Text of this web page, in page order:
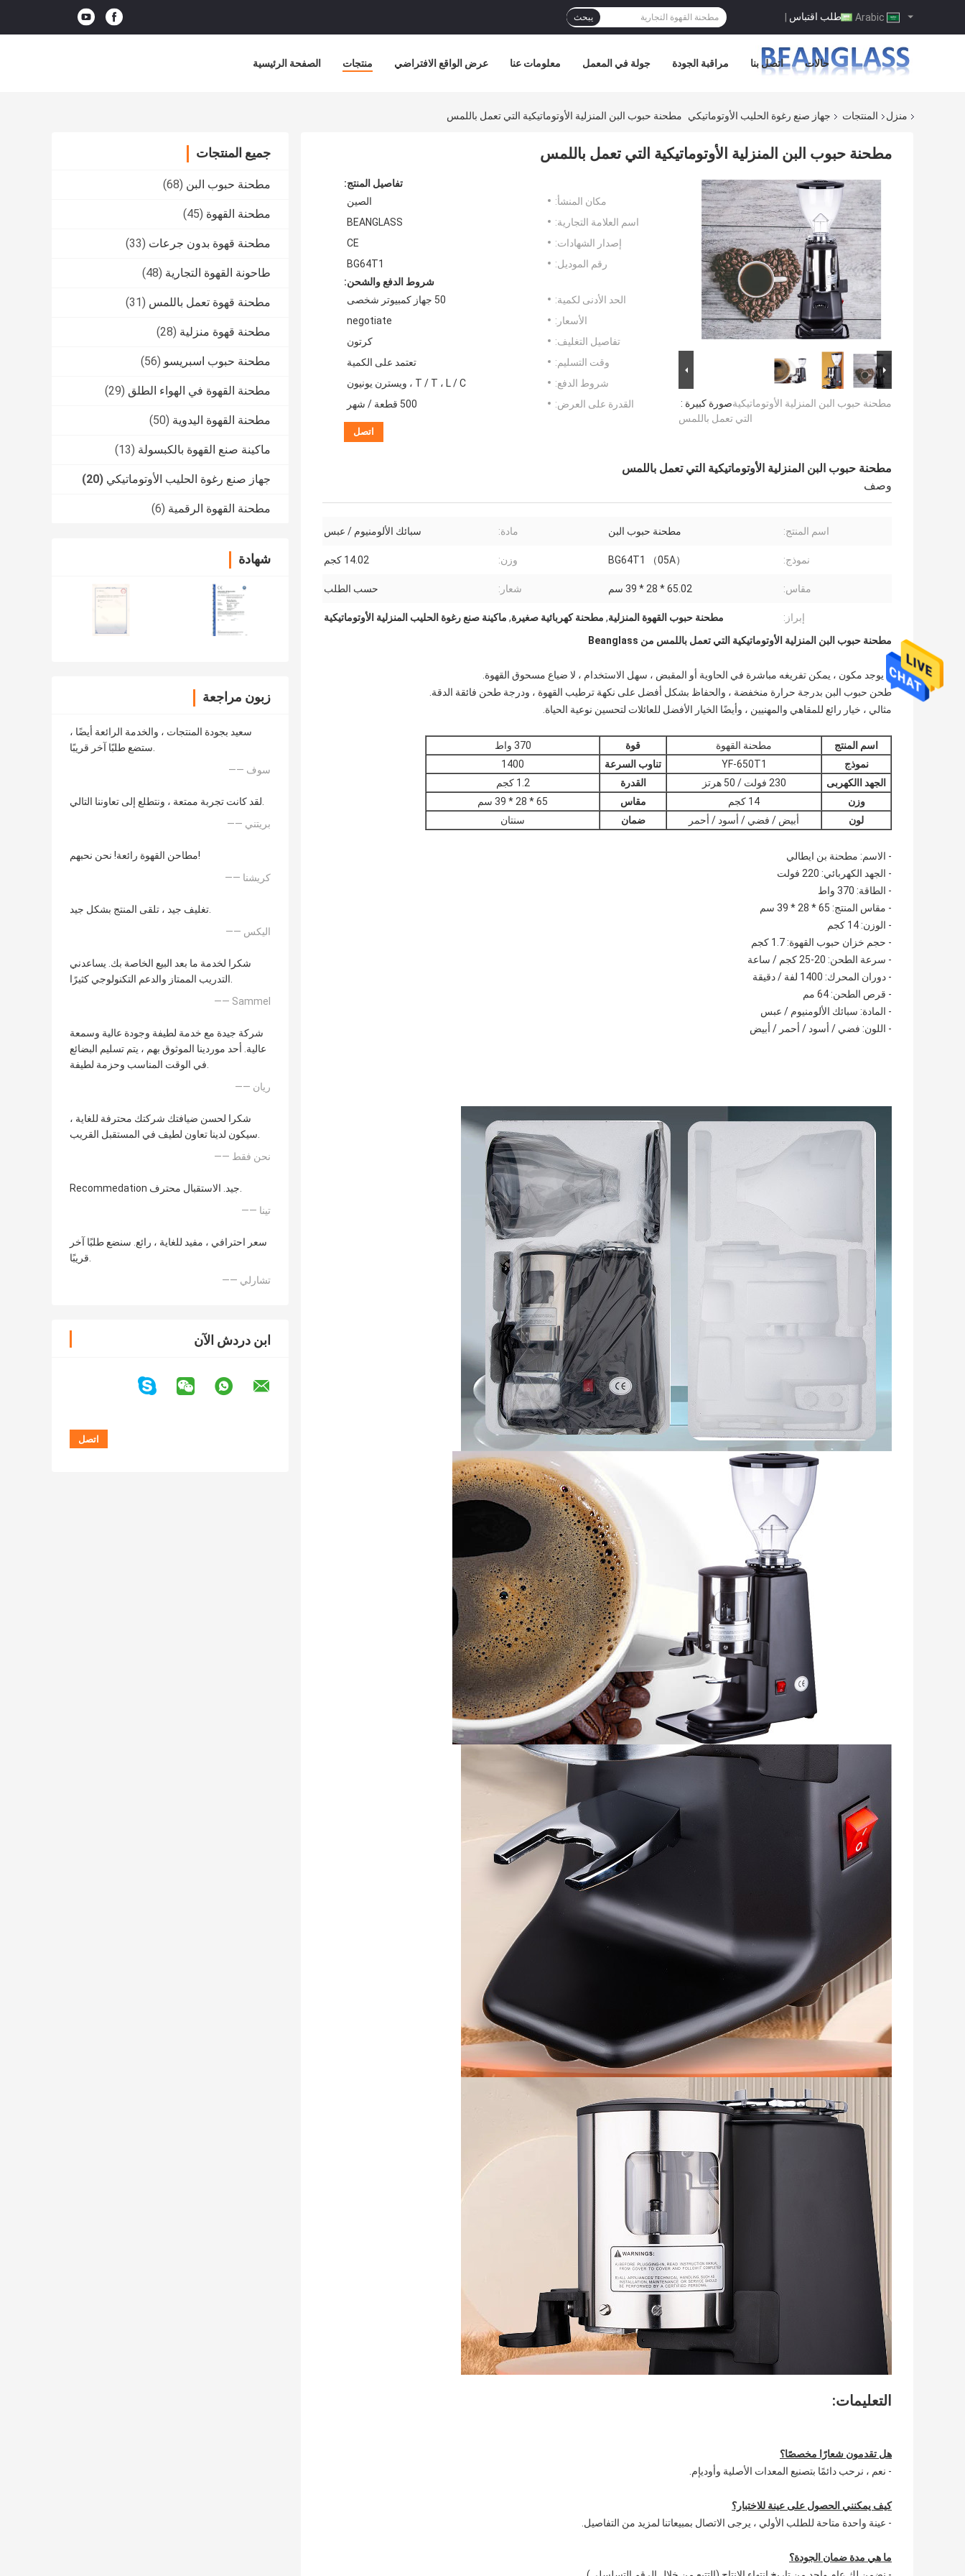
طلب اقتباس | يبحث
الصفحة الرئيسية منتجات عرض الواقع الافتراضي معلومات عنا جولة في المعمل مراقبة الجودة اتصل بنا حالات
منزل المنتجات جهاز صنع رغوة الحليب الأوتوماتيكي مطحنة حبوب البن المنزلية الأوتوماتيكية التي تعمل باللمس
جميع المنتجات
مطحنة حبوب البن (68)
مطحنة القهوة (45)
مطحنة قهوة بدون جرعات (33)
طاحونة القهوة التجارية (48)
مطحنة قهوة تعمل باللمس (31)
مطحنة قهوة منزلية (28)
مطحنة حبوب اسبريسو (56)
مطحنة القهوة في الهواء الطلق (29)
مطحنة القهوة اليدوية (50)
ماكينة صنع القهوة بالكبسولة (13)
جهاز صنع رغوة الحليب الأوتوماتيكي (20)
مطحنة القهوة الرقمية (6)
شهادة
زبون مراجعة
سعيد بجودة المنتجات ، والخدمة الرائعة أيضًا ،
ستضع طلبًا آخر قريبًا.
—— سوف
لقد كانت تجربة ممتعة ، ونتطلع إلى تعاوننا التالي.
—— بريتني
مطاحن القهوة رائعة! نحن نحبهم!
—— كريشنا
تغليف جيد ، تلقى المنتج بشكل جيد.
—— اليكس
شكرا لخدمة ما بعد البيع الخاصة بك. يساعدني
التدريب الممتاز والدعم التكنولوجي كثيرًا.
—— Sammel
شركة جيدة مع خدمة لطيفة وجودة عالية وسمعة
عالية. أحد موردينا الموثوق بهم ، يتم تسليم البضائع
في الوقت المناسب وحزمة لطيفة.
—— ريان
شكرا لحسن ضيافتك شركتك محترفة للغاية ،
سيكون لدينا تعاون لطيف في المستقبل القريب.
—— نحن فقط
Recommedation جيد. الاستقبال محترف.
—— تينا
سعر احترافي ، مفيد للغاية ، رائع. سنضع طلبًا آخر
قريبًا.
—— تشارلي
ابن دردش الآن
مطحنة حبوب البن المنزلية الأوتوماتيكية التي تعمل باللمس
صورة كبيرة :مطحنة حبوب البن المنزلية الأوتوماتيكية
التي تعمل باللمس
تفاصيل المنتج:
مكان المنشأ:
الصين
اسم العلامة التجارية:
BEANGLASS
إصدار الشهادات:
CE
رقم الموديل:
BG64T1
شروط الدفع والشحن:
الحد الأدنى لكمية:
50 جهاز كمبيوتر شخصى
الأسعار:
negotiate
تفاصيل التغليف:
كرتون
وقت التسليم:
تعتمد على الكمية
شروط الدفع:
T / T ، L / C ، ويسترن يونيون
القدرة على العرض:
500 قطعة / شهر
اتصل
مطحنة حبوب البن المنزلية الأوتوماتيكية التي تعمل باللمس
وصف
اسم المنتج: مطحنة حبوب البن مادة: سبائك الألومنيوم / عبس
نموذج: BG64T1 （05A） وزن: 14.02 كجم
مقاس: 65.02 * 28 * 39 سم شعار: حسب الطلب
إبراز: مطحنة حبوب القهوة المنزلية, مطحنة كهربائية صغيرة, ماكينة صنع رغوة الحليب المنزلية الأوتوماتيكية
مطحنة حبوب البن المنزلية الأوتوماتيكية التي تعمل باللمس من Beanglass
لا يوجد مكون ، يمكن تفريغه مباشرة في الحاوية أو المقبض ، سهل الاستخدام ، لا ضياع مسحوق القهوة.
طحن حبوب البن بدرجة حرارة منخفضة ، والحفاظ بشكل أفضل على نكهة ترطيب القهوة ، ودرجة طحن فائقة الدقة.
مثالي ، خيار رائع للمقاهي والمهنيين ، وأيضًا الخيار الأفضل للعائلات لتحسين نوعية الحياة.
اسم المنتج مطحنة القهوة قوة
370 واط
نموذج
YF-650T1 تناوب السرعة
1400
الجهد االكهربى
230 فولت / 50 هرتز القدرة
1.2 كجم
وزن
14 كجم مقاس
65 * 28 * 39 سم
لون
أبيض / فضي / أسود / أحمر ضمان سنتان
- الاسم: مطحنة بن ايطالي
- الجهد الكهربائي: 220 فولت
- الطاقة: 370 واط
- مقاس المنتج: 65 * 28 * 39 سم
- الوزن: 14 كجم
- حجم خزان حبوب القهوة: 1.7 كجم
- سرعة الطحن: 20-25 كجم / ساعة
- دوران المحرك: 1400 لفة / دقيقة
- قرص الطحن: 64 مم
- المادة: سبائك الألومنيوم / عبس
- اللون: فضي / أسود / أحمر / أبيض
التعليمات:
هل تقدمون شعارًا مخصصًا؟
- نعم ، نرحب دائمًا بتصنيع المعدات الأصلية وأوديإم.
كيف يمكنني الحصول على عينة للاختبار؟
- عينة واحدة متاحة للطلب الأولي ، يرجى الاتصال بمبيعاتنا لمزيد من التفاصيل.
ما هي مدة ضمان الجودة؟